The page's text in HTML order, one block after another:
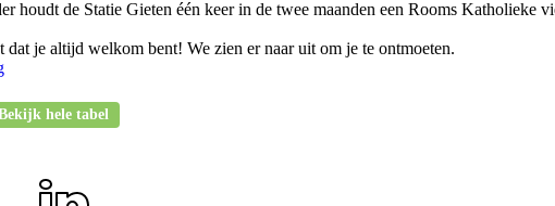
houdt de Statie Gieten één keer in de twee maanden een Rooms Katholieke
dat je altijd welkom bent! We zien er naar uit om je te ontmoeten.
hele tabel